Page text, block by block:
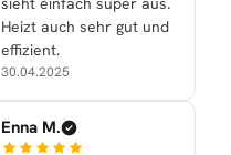
Heizt auch sehr gut und
effizient.
30.04.2025
Enna M.